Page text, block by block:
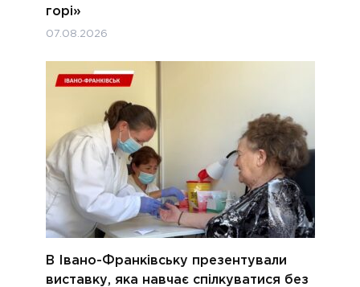
горі»
07.08.2026
В Івано-Франківську презентували
виставку, яка навчає спілкуватися без